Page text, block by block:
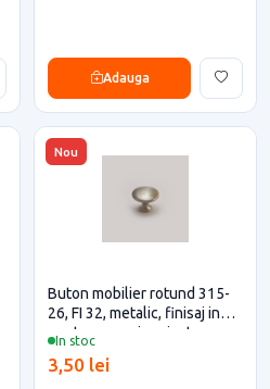
Adauga
Nou
In stoc
Buton mobilier rotund 315-
26, FI 32, metalic, finisaj inox
pentru casa si proiecte
3,50 lei